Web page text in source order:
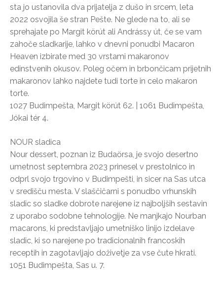
sta jo ustanovila dva prijatelja z dušo in srcem, leta
2022 osvojila še stran Pešte. Ne glede na to, ali se
sprehajate po Margit körút ali Andrássy út, če se vam
zahoče sladkarije, lahko v dnevni ponudbi Macaron
Heaven izbirate med 30 vrstami makaronov
edinstvenih okusov. Poleg očem in brbončicam prijetnih
makaronov lahko najdete tudi torte in celo makaron
torte.
1027 Budimpešta, Margit körút 62. | 1061 Budimpešta,
Jókai tér 4.
NOUR sladica
Nour dessert, poznan iz Budaörsa, je svojo desertno
umetnost septembra 2023 prinesel v prestolnico in
odprl svojo trgovino v Budimpešti, in sicer na Sas utca
v središču mesta. V slaščičarni s ponudbo vrhunskih
sladic so sladke dobrote narejene iz najboljših sestavin
z uporabo sodobne tehnologije. Ne manjkajo Nourban
macarons, ki predstavljajo umetniško linijo izdelave
sladic, ki so narejene po tradicionalnih francoskih
receptih in zagotavljajo doživetje za vse čute hkrati.
1051 Budimpešta, Sas u. 7.